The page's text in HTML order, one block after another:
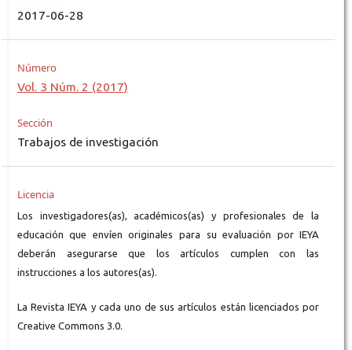
2017-06-28
Número
Vol. 3 Núm. 2 (2017)
Sección
Trabajos de investigación
Licencia
Los investigadores(as), académicos(as) y profesionales de la
educación que envíen originales para su evaluación por IEYA
deberán asegurarse que los artículos cumplen con las
instrucciones a los autores(as).
La Revista IEYA y cada uno de sus artículos están licenciados por
Creative Commons 3.0.